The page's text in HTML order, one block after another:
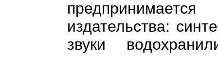
издательства:
звуки